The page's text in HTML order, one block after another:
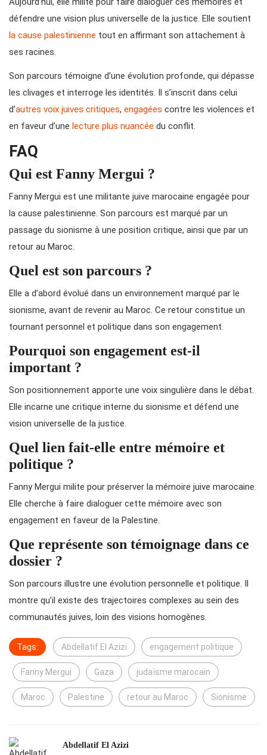
défendre une vision plus universelle de la justice. Elle soutient
la cause palestinienne tout en affirmant son attachement à
ses racines.
Son parcours témoigne d’une évolution profonde, qui dépasse
les clivages et interroge les identités. Il s’inscrit dans celui
d’autres voix juives critiques, engagées contre les violences et
en faveur d’une lecture plus nuancée du conflit.
FAQ
Qui est Fanny Mergui ?
Fanny Mergui est une militante juive marocaine engagée pour
la cause palestinienne. Son parcours est marqué par un
passage du sionisme à une position critique, ainsi que par un
retour au Maroc.
Quel est son parcours ?
Elle a d’abord évolué dans un environnement marqué par le
sionisme, avant de revenir au Maroc. Ce retour constitue un
tournant personnel et politique dans son engagement.
Pourquoi son engagement est-il
important ?
Son positionnement apporte une voix singulière dans le débat.
Elle incarne une critique interne du sionisme et défend une
vision universelle de la justice.
Quel lien fait-elle entre mémoire et
politique ?
Fanny Mergui milite pour préserver la mémoire juive marocaine.
Elle cherche à faire dialoguer cette mémoire avec son
engagement en faveur de la Palestine.
Que représente son témoignage dans ce
dossier ?
Son parcours illustre une évolution personnelle et politique. Il
montre qu’il existe des trajectoires complexes au sein des
communautés juives, loin des visions homogènes.
Tags: Abdellatif El Azizi engagement politique
Fanny Mergui Gaza judaïsme marocain
Maroc Palestine retour au Maroc Sionisme
Abdellatif El Azizi